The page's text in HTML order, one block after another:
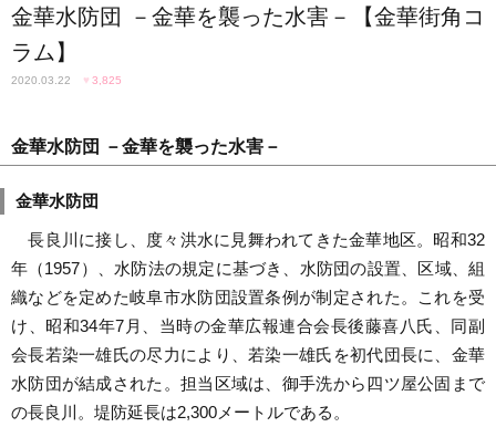
金華水防団 －金華を襲った水害－【金華街角コ
ラム】
2020.03.22 ♥ 3,825
金華水防団 －金華を襲った水害－
金華水防団
長良川に接し、度々洪水に見舞われてきた金華地区。昭和32
年（1957）、水防法の規定に基づき、水防団の設置、区域、組
織などを定めた岐阜市水防団設置条例が制定された。これを受
け、昭和34年7月、当時の金華広報連合会長後藤喜八氏、同副
会長若染一雄氏の尽力により、若染一雄氏を初代団長に、金華
水防団が結成された。担当区域は、御手洗から四ツ屋公固まで
の長良川。堤防延長は2,300メートルである。